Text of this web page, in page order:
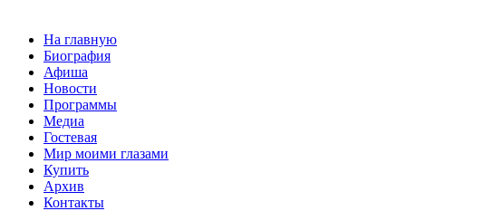
На главную
Биография
Афиша
Новости
Программы
Медиа
Гостевая
Мир моими глазами
Купить
Архив
Контакты